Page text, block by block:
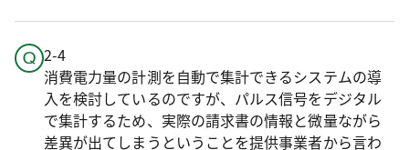
2-4
消費電力量の計測を自動で集計できるシステムの導
入を検討しているのですが、パルス信号をデジタル
で集計するため、実際の請求書の情報と微量ながら
差異が出てしまうということを提供事業者から言わ